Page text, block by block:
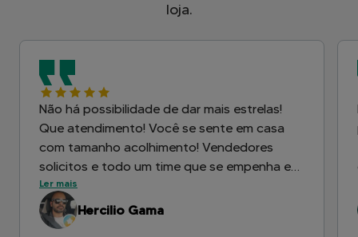
loja.
Não há possibilidade de dar mais estrelas!
Que atendimento! Você se sente em casa
com tamanho acolhimento! Vendedores
solicitos e todo um time que se empenha em
entregar tudo o que pode para que você
saia muito satisfeito. Sou cliente desde
2014, tirei o meu primeiro carro aqui, quando
Ler mais
Hercilio Gama